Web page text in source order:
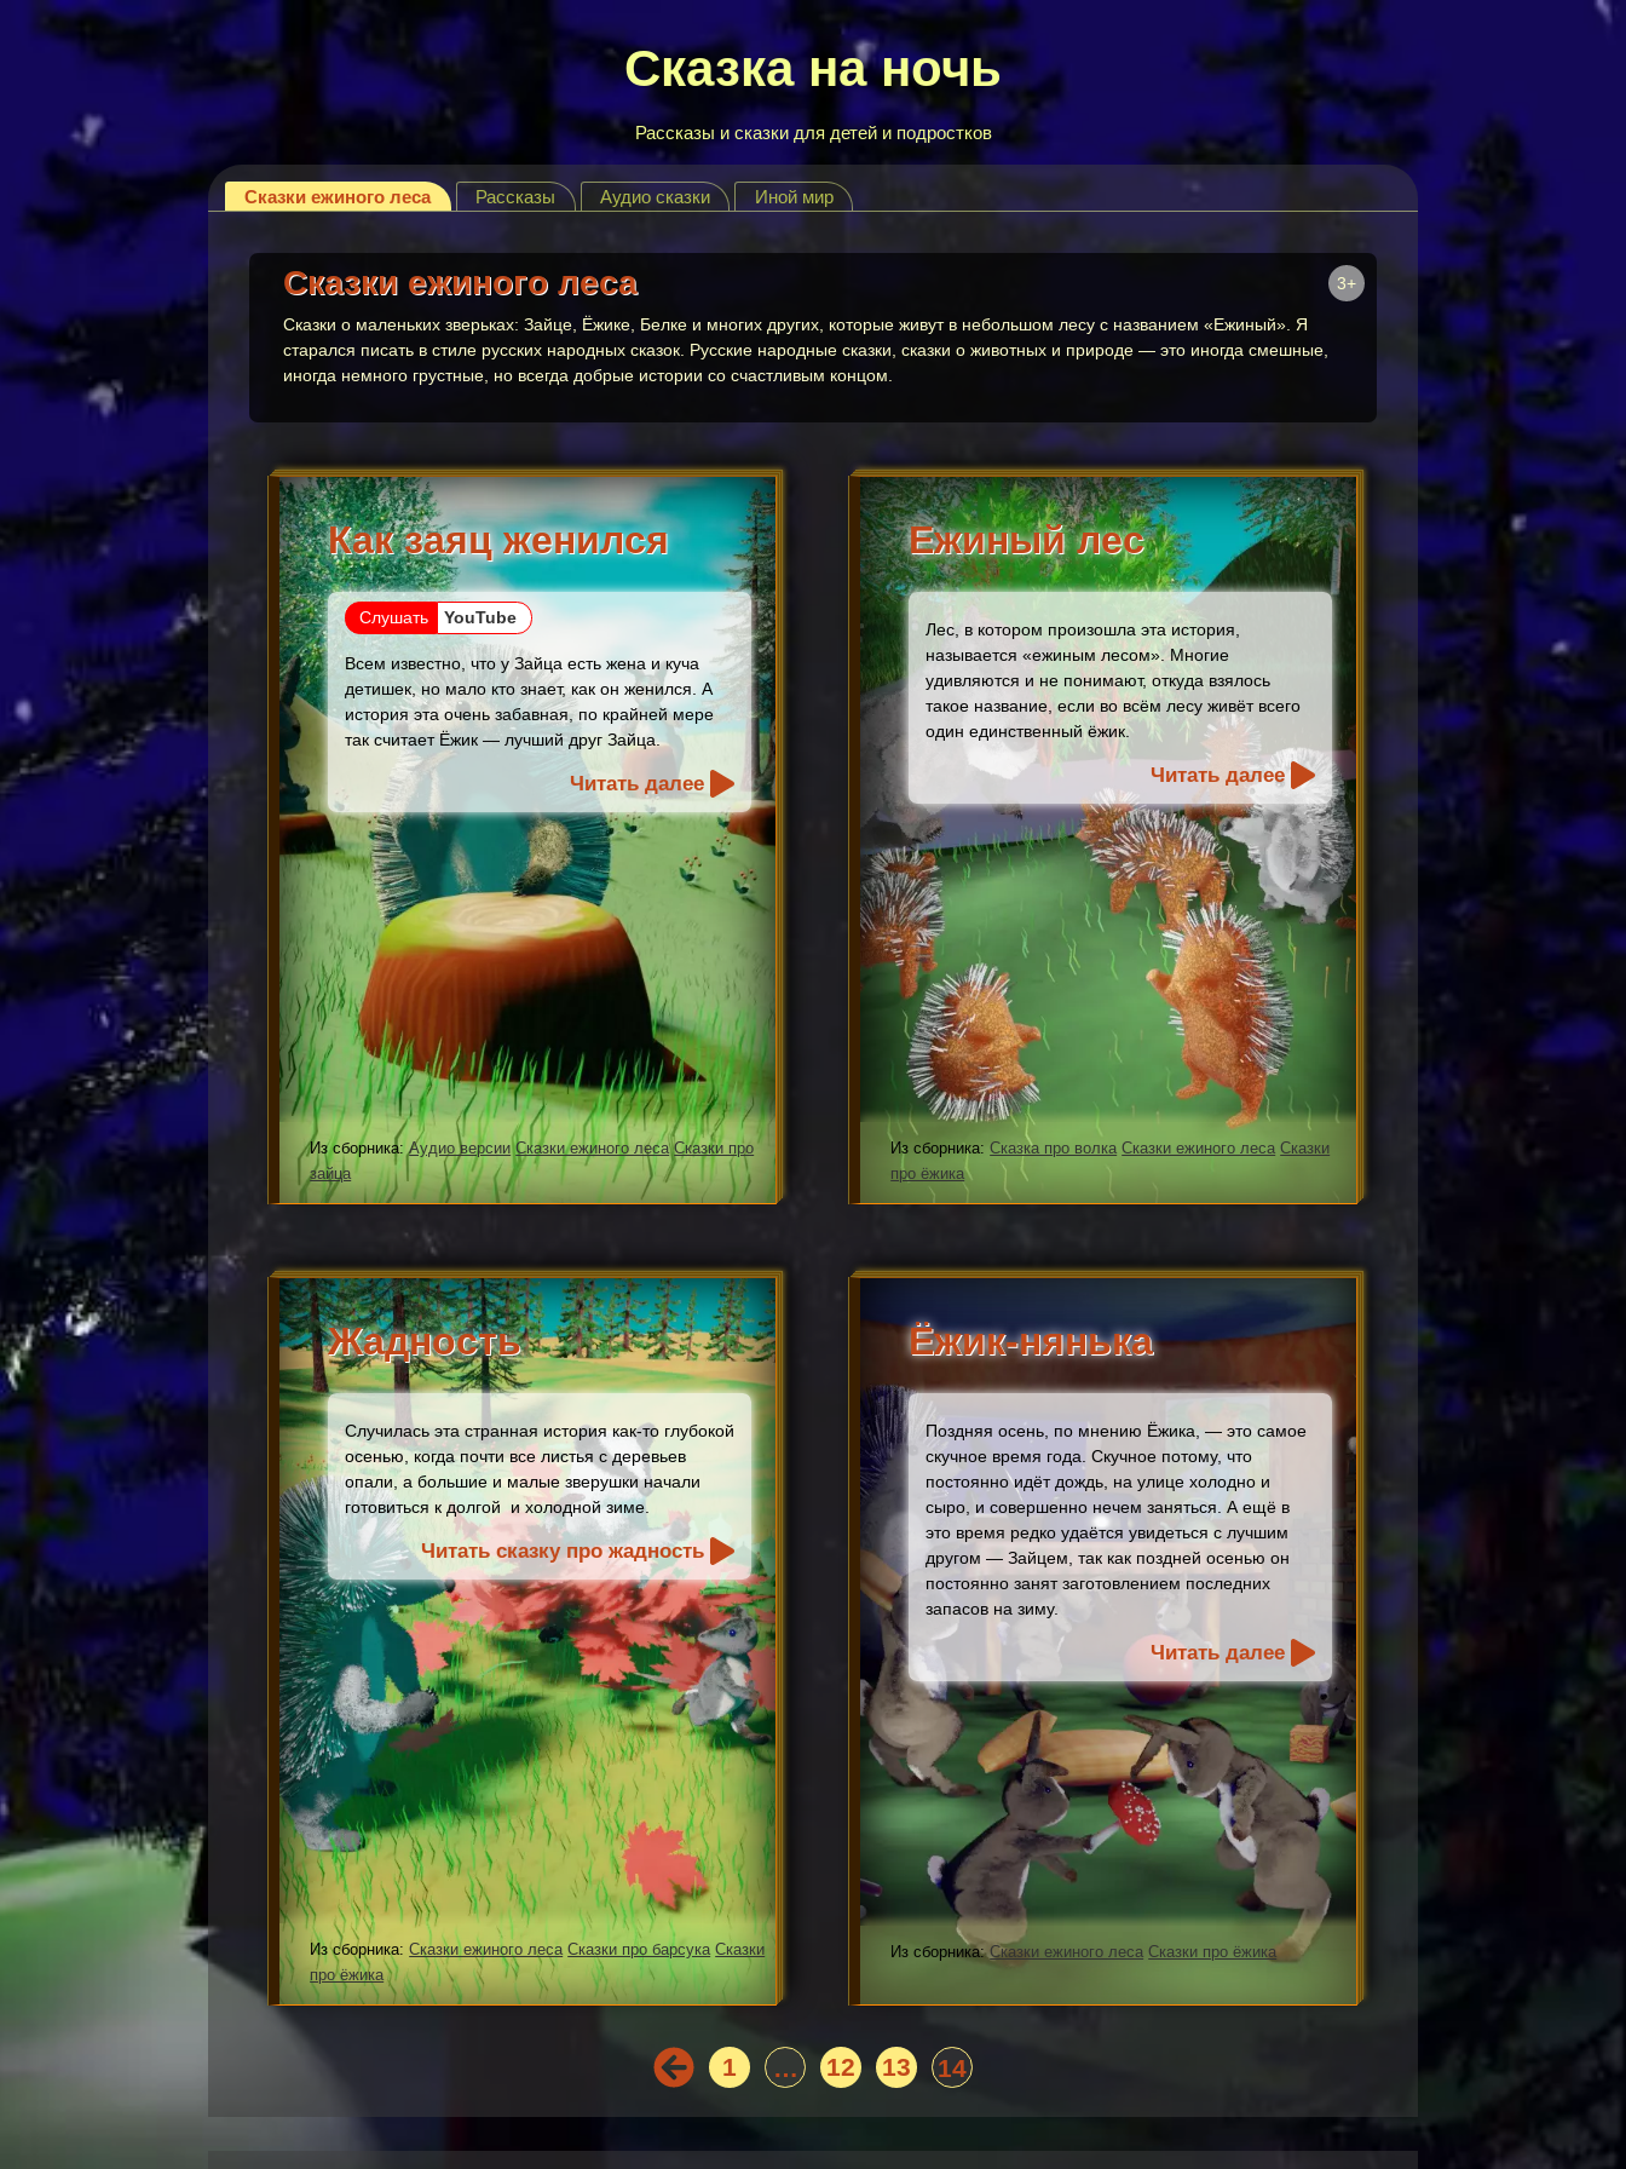
Сказка на ночь
Рассказы и сказки для детей и подростков
Сказки ежиного леса Рассказы Аудио сказки Иной мир
Сказки ежиного леса 3+
Сказки о маленьких зверьках: Зайце, Ёжике, Белке и многих других, которые живут в небольшом лесу с названием «Ежиный». Я
старался писать в стиле русских народных сказок. Русские народные сказки, сказки о животных и природе — это иногда смешные,
иногда немного грустные, но всегда добрые истории со счастливым концом.
Как заяц женился
Слушать YouTube
Всем известно, что у Зайца есть жена и куча
детишек, но мало кто знает, как он женился. А
история эта очень забавная, по крайней мере
так считает Ёжик — лучший друг Зайца.
Читать далее
Из сборника: Аудио версии Сказки ежиного леса Сказки про
зайца
Ежиный лес
Лес, в котором произошла эта история,
называется «ежиным лесом». Многие
удивляются и не понимают, откуда взялось
такое название, если во всём лесу живёт всего
один единственный ёжик.
Читать далее
Из сборника: Сказка про волка Сказки ежиного леса Сказки
про ёжика
Жадность
Случилась эта странная история как-то глубокой
осенью, когда почти все листья с деревьев
опали, а большие и малые зверушки начали
готовиться к долгой и холодной зиме.
Читать сказку про жадность
Из сборника: Сказки ежиного леса Сказки про барсука Сказки
про ёжика
Ёжик-нянька
Поздняя осень, по мнению Ёжика, — это самое
скучное время года. Скучное потому, что
постоянно идёт дождь, на улице холодно и
сыро, и совершенно нечем заняться. А ещё в
это время редко удаётся увидеться с лучшим
другом — Зайцем, так как поздней осенью он
постоянно занят заготовлением последних
запасов на зиму.
Читать далее
Из сборника: Сказки ежиного леса Сказки про ёжика
1 … 12 13 14